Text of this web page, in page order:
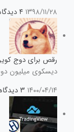
۱۳۹۸/۱۱/۲۸ ۴ دیدگاه
رقص برای دوج
دیسکوی میلیون
۱۴۰۰/۰۴/۱۴ ۳ دیدگاه